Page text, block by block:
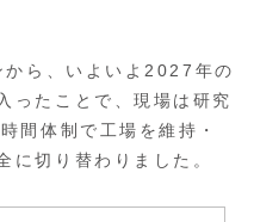
ら、いよいよ2027年の
ったことで、現場は研究
間体制で工場を維持・
に切り替わりました。